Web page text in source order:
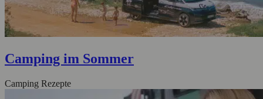
Camping im Sommer
Camping Rezepte